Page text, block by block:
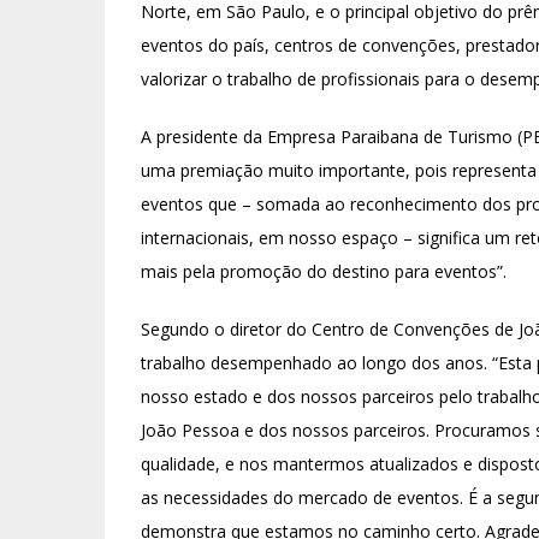
Norte, em São Paulo, e o principal objetivo do
eventos do país, centros de convenções,
valorizar o trabalho de profissionais para o
A presidente da Empresa Paraibana de Turismo
uma premiação muito importante, pois
eventos que – somada ao reconhecimento dos
internacionais, em nosso espaço – significa um
mais pela promoção do destino para eventos”.
Segundo o diretor do Centro de Convenções de
trabalho desempenhado ao longo dos anos.
nosso estado e dos nossos parceiros pelo
João Pessoa e dos nossos parceiros.
qualidade, e nos mantermos atualizados e
as necessidades do mercado de eventos. É a
demonstra que estamos no caminho certo.